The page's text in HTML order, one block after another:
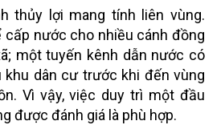
thủy lợi mang tính liên vùng.
nước cho nhiều cánh đồng
một tuyến kênh dẫn nước có
khu dân cư trước khi đến vùng
Vì vậy, việc duy trì một đầu
được đánh giá là phù hợp.